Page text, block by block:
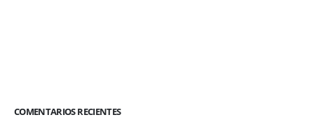
COMENTARIOS RECIENTES